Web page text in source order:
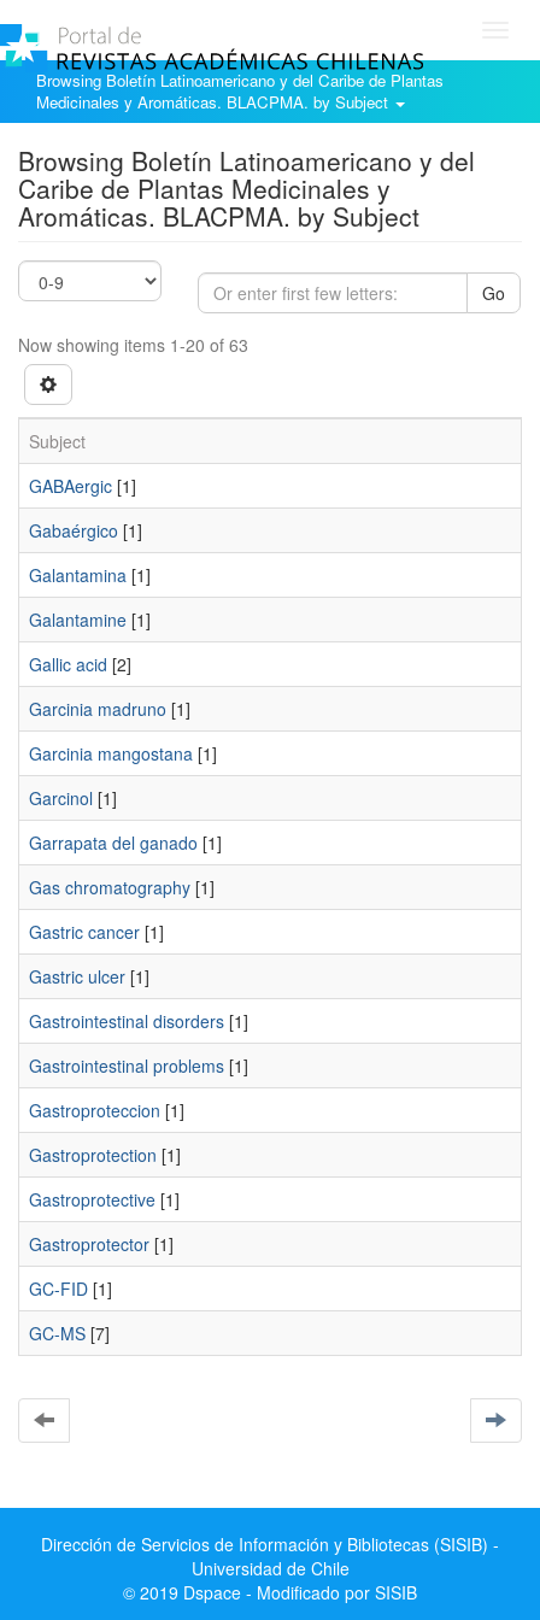
Browsing Boletín Latinoamericano y del Caribe de Plantas
Medicinales y Aromáticas. BLACPMA. by Subject
Browsing Boletín Latinoamericano y del
Caribe de Plantas Medicinales y
Aromáticas. BLACPMA. by Subject
Go
Now showing items 1-20 of 63
Subject
GABAergic [1]
Gabaérgico [1]
Galantamina [1]
Galantamine [1]
Gallic acid [2]
Garcinia madruno [1]
Garcinia mangostana [1]
Garcinol [1]
Garrapata del ganado [1]
Gas chromatography [1]
Gastric cancer [1]
Gastric ulcer [1]
Gastrointestinal disorders [1]
Gastrointestinal problems [1]
Gastroproteccion [1]
Gastroprotection [1]
Gastroprotective [1]
Gastroprotector [1]
GC-FID [1]
GC-MS [7]
Dirección de Servicios de Información y Bibliotecas (SISIB) -
Universidad de Chile
© 2019 Dspace - Modificado por SISIB